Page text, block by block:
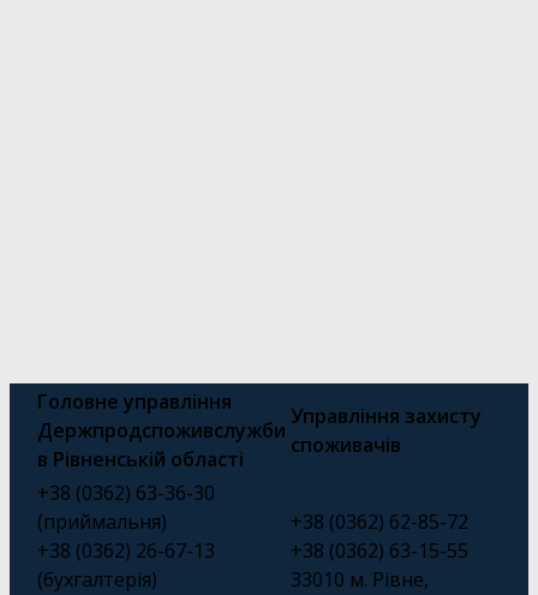
Головне управління
Держпродспоживслужби
в Рівненській області
Управління захисту
споживачів
+38 (0362) 63-36-30
(приймальня)
+38 (0362) 26-67-13
(бухгалтерія)
+38 (0362) 62-85-72
+38 (0362) 63-15-55
33010 м. Рівне,